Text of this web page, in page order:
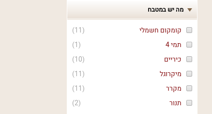
מה יש במטבח
(
11
)
קומקום חשמלי
(
1
)
תמי 4
(
10
)
כיריים
(
11
)
מיקרוגל
(
11
)
מקרר
(
2
)
תנור